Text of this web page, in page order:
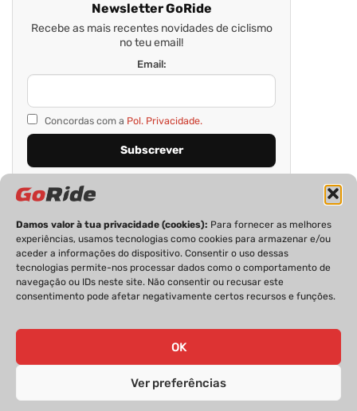
Damos valor à tua privacidade (cookies): Para fornecer as melhores
experiências, usamos tecnologias como cookies para armazenar e/ou
aceder a informações do dispositivo. Consentir o uso dessas
tecnologias permite-nos processar dados como o comportamento de
navegação ou IDs neste site. Não consentir ou recusar este
consentimento pode afetar negativamente certos recursos e funções.
OK
Ver preferências
Newsletter GoRide
Recebe as mais recentes novidades de ciclismo
no teu email!
Email:
Concordas com a Pol. Privacidade.
PRIVACIDADE FICHA TÉCNICA
ESTATUTO EDITORIAL
GoRide 2026 | Todos os direitos reservados.